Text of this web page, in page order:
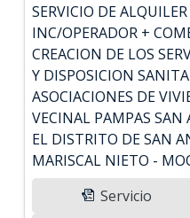
SERVICIO DE
INC/OPERADOR +
CREACION DE LOS
Y DISPOSICION
ASOCIACIONES DE
VECINAL PAMPAS SAN
EL DISTRITO DE SAN
MARISCAL NIETO -
Servicio